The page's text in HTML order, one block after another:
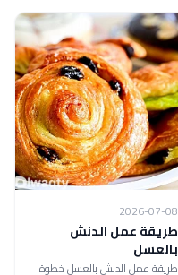
2026-07-08
طريقة عمل الدنش
بالعسل
طريقة عمل الدنش بالعسل خطوة